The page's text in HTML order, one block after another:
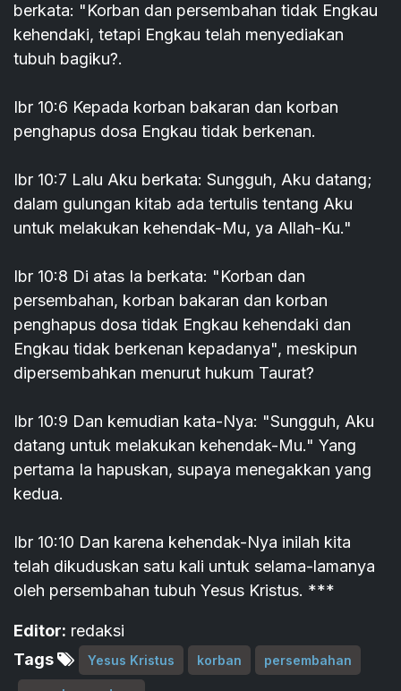
berkata: "Korban dan persembahan tidak Engkau
kehendaki, tetapi Engkau telah menyediakan
tubuh bagiku?.
Ibr 10:6 Kepada korban bakaran dan korban
penghapus dosa Engkau tidak berkenan.
Ibr 10:7 Lalu Aku berkata: Sungguh, Aku datang;
dalam gulungan kitab ada tertulis tentang Aku
untuk melakukan kehendak-Mu, ya Allah-Ku."
Ibr 10:8 Di atas Ia berkata: "Korban dan
persembahan, korban bakaran dan korban
penghapus dosa tidak Engkau kehendaki dan
Engkau tidak berkenan kepadanya", meskipun
dipersembahkan menurut hukum Taurat?
Ibr 10:9 Dan kemudian kata-Nya: "Sungguh, Aku
datang untuk melakukan kehendak-Mu." Yang
pertama Ia hapuskan, supaya menegakkan yang
kedua.
Ibr 10:10 Dan karena kehendak-Nya inilah kita
telah dikuduskan satu kali untuk selama-lamanya
oleh persembahan tubuh Yesus Kristus. ***
Editor: redaksi
Tags
Yesus Kristus korban persembahan